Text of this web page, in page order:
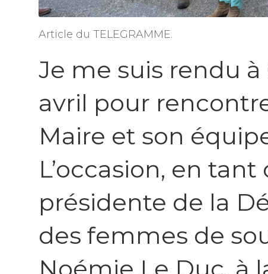
Article du TELEGRAMME.
Je me suis rendu
avril pour
Maire et son
L’occasion, en
présidente de la
des femmes de